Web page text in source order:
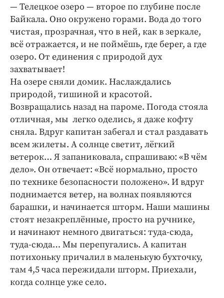
— Телецкое озеро — второе по глубине после
Байкала. Оно окружено горами. Вода до того
чистая, прозрачная, что в ней, как в зеркале,
всё отражается, и не поймёшь, где берег, а где
озеро. От единения с природой дух
захватывает!
На озере сняли домик. Наслаждались
природой, тишиной и красотой.
Возвращались назад на пароме. Погода стояла
отличная, мы легко оделись, я даже кофту
сняла. Вдруг капитан забегал и стал раздавать
всем жилеты. А солнце светит, лёгкий
ветерок… Я запаниковала, спрашиваю: «В чём
дело». Он отвечает: «Всё нормально, просто
по технике безопасности положено». И вдруг
поднимается ветер, на волнах появляются
барашки, и начинается шторм. Наши машины
стоят незакреплённые, просто на ручнике,
и начинают немного двигаться: туда-сюда,
туда-сюда… Мы перепугались. А капитан
потихоньку причалил в маленькую бухточку,
там 4,5 часа пережидали шторм. Приехали,
когда солнце уже село.